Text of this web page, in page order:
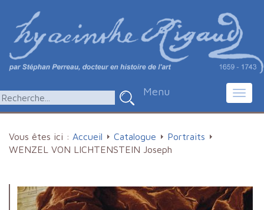
Menu
Vous êtes ici : Accueil Catalogue
Portraits
WENZEL VON LICHTENSTEIN Joseph